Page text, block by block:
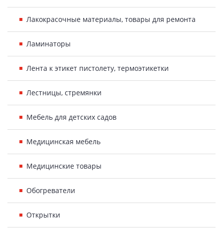
Лакокрасочные материалы, товары для ремонта
Ламинаторы
Лента к этикет пистолету, термоэтикетки
Лестницы, стремянки
Мебель для детских садов
Медицинская мебель
Медицинские товары
Обогреватели
Открытки